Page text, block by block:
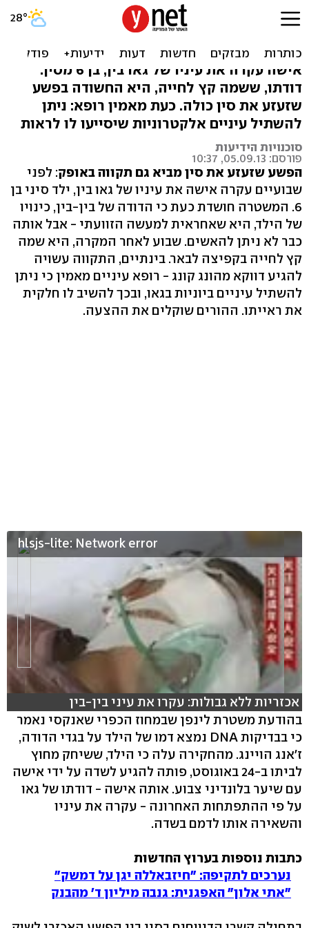
עיניים ביוניות יושתלו בילד
שעיניו נעקרו?
אישה עקרה את עיניו של גאו בין, בן 6 מסין.
דודתו, ששמה קץ לחייה, היא החשודה בפשע
שזעזע את סין כולה. כעת מאמין רופא: ניתן
להשתיל עיניים אלקטרוניות שיסייעו לו לראות
סוכנויות הידיעות
פורסם: 05.09.13, 10:37
הפשע שזעזע את סין מביא גם תקווה באופק: לפני
שבועיים עקרה אישה את עיניו של גאו בין, ילד סיני בן
6. המשטרה חושדת כעת כי הדודה של בין-בין, כינויו
של הילד, היא שאחראית למעשה הזוועתי - אבל אותה
כבר לא ניתן להאשים. שבוע לאחר המקרה, היא שמה
קץ לחייה בקפיצה לבאר. בינתיים, התקווה עשויה
להגיע דווקא מהונג קונג - רופא עיניים מאמין כי ניתן
להשתיל עיניים ביוניות בגאו, ובכך להשיב לו חלקית
את ראייתו. ההורים שוקלים את ההצעה.
hlsjs-lite: Network error
אכזריות ללא גבולות: עקרו את עיני בין-בין
בהודעת משטרת לינפן שבמחוז הכפרי שאנקסי נאמר
כי בבדיקות DNA נמצא דמו של הילד על בגדי הדודה,
ז'אנג הויינג. מהחקירה עלה כי הילד, ששיחק מחוץ
לביתו ב-24 באוגוסט, פותה להגיע לשדה על ידי אישה
עם שיער בלונדיני צבוע. אותה אישה - דודתו של גאו
על פי ההתפתחות האחרונה - עקרה את עיניו
והשאירה אותו לדמם בשדה.
כתבות נוספות בערוץ החדשות
נערכים לתקיפה: "חיזבאללה יגן על דמשק"
"אתי אלון" האפגנית: גנבה מיליון ד' מהבנק